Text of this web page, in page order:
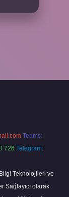
Teams:
726 Telegram:
Teknolojileri ve
Sağlayıcı olarak